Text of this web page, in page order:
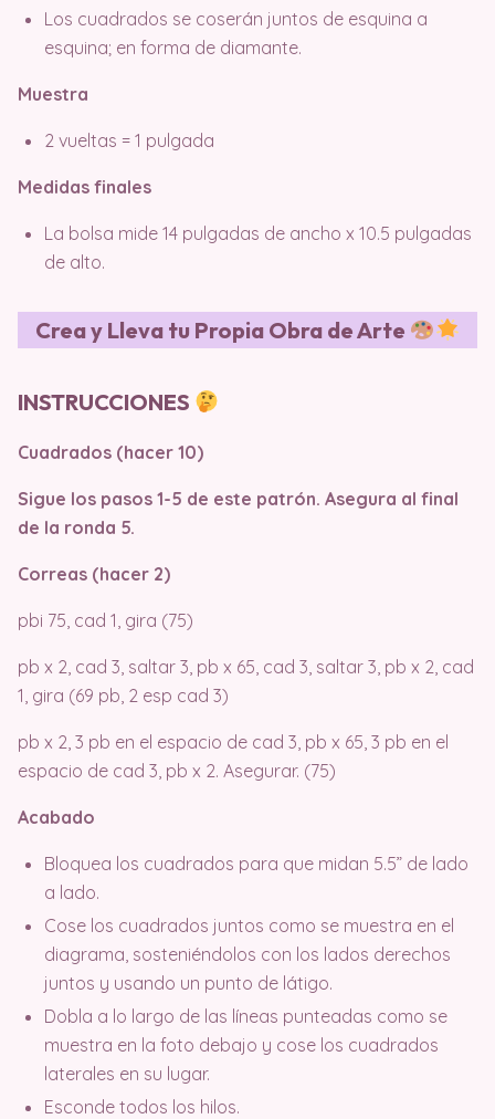
Los cuadrados se coserán juntos de esquina a
esquina; en forma de diamante.
Muestra
2 vueltas = 1 pulgada
Medidas finales
La bolsa mide 14 pulgadas de ancho x 10.5 pulgadas
de alto.
Crea y Lleva tu Propia Obra de Arte
INSTRUCCIONES
Cuadrados (hacer 10)
Sigue los pasos 1-5 de este patrón. Asegura al final
de la ronda 5.
Correas (hacer 2)
pbi 75, cad 1, gira (75)
pb x 2, cad 3, saltar 3, pb x 65, cad 3, saltar 3, pb x 2, cad
1, gira (69 pb, 2 esp cad 3)
pb x 2, 3 pb en el espacio de cad 3, pb x 65, 3 pb en el
espacio de cad 3, pb x 2. Asegurar. (75)
Acabado
Bloquea los cuadrados para que midan 5.5” de lado
a lado.
Cose los cuadrados juntos como se muestra en el
diagrama, sosteniéndolos con los lados derechos
juntos y usando un punto de látigo.
Dobla a lo largo de las líneas punteadas como se
muestra en la foto debajo y cose los cuadrados
laterales en su lugar.
Esconde todos los hilos.